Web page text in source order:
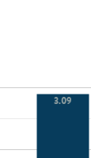
3.09